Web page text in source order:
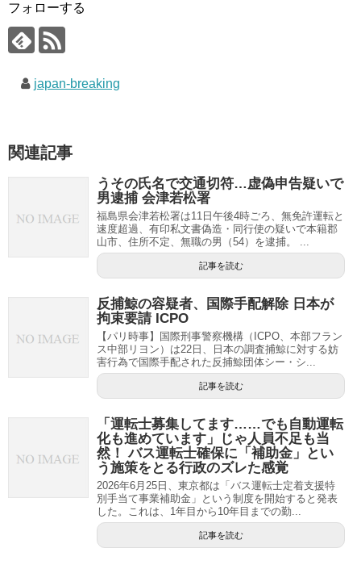
フォローする
japan-breaking
関連記事
うその氏名で交通切符…虚偽申告疑いで
男逮捕 会津若松署
福島県会津若松署は11日午後4時ごろ、無免許運転と
速度超過、有印私文書偽造・同行使の疑いで本籍郡
山市、住所不定、無職の男（54）を逮捕。 ...
記事を読む
反捕鯨の容疑者、国際手配解除 日本が
拘束要請 ICPO
【パリ時事】国際刑事警察機構（ICPO、本部フラン
ス中部リヨン）は22日、日本の調査捕鯨に対する妨
害行為で国際手配された反捕鯨団体シー・シ...
記事を読む
「運転士募集してます……でも自動運転
化も進めています」じゃ人員不足も当
然！ バス運転士確保に「補助金」とい
う施策をとる行政のズレた感覚
2026年6月25日、東京都は「バス運転士定着支援特
別手当て事業補助金」という制度を開始すると発表
した。これは、1年目から10年目までの勤...
記事を読む